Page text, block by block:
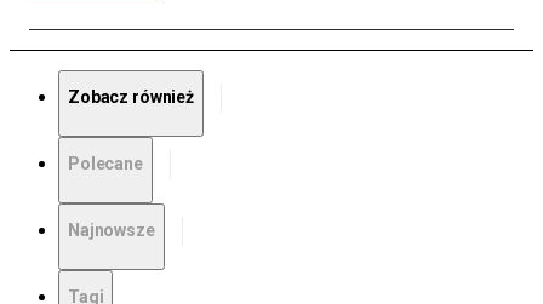
Zobacz również
Polecane
Najnowsze
Tagi